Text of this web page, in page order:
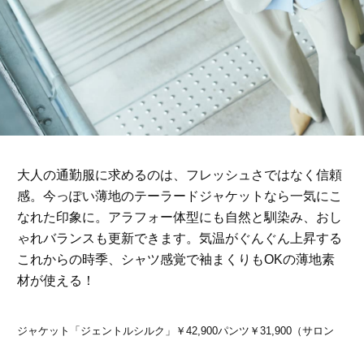
大人の通勤服に求めるのは、フレッシュさではなく信頼
感。今っぽい薄地のテーラードジャケットなら一気にこ
なれた印象に。アラフォー体型にも自然と馴染み、おし
ゃれバランスも更新できます。気温がぐんぐん上昇する
これからの時季、シャツ感覚で袖まくりもOKの薄地素
材が使える！
ジャケット「ジェントルシルク」￥42,900パンツ￥31,900（サロン